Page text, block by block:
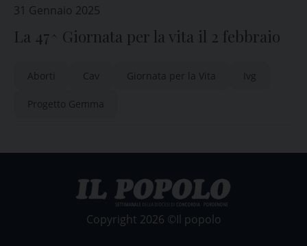
31 Gennaio 2025
La 47^ Giornata per la vita il 2 febbraio
Aborti Cav Giornata per la Vita Ivg
Progetto Gemma
Copyright 2026 ©Il popolo